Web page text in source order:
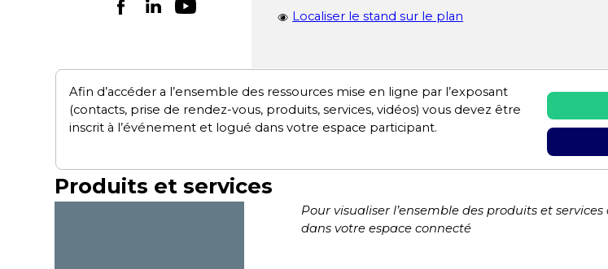
Localiser le stand sur le plan
Afin d’accéder a l’ensemble des ressources mise en ligne par l’exposant
(contacts, prise de rendez-vous, produits, services, vidéos) vous devez être
inscrit à l’événement et logué dans votre espace participant.
Produits et services
Pour visualiser l’ensemble des produits et
dans votre espace connecté